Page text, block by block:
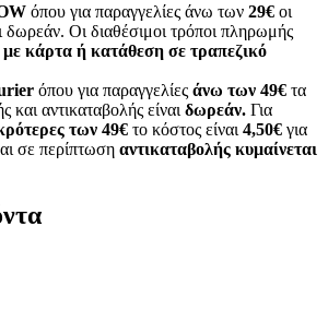
όπου για παραγγελίες άνω των 29€ οι
δωρεάν. Οι διαθέσιμοι τρόποι πληρωμής
κάρτα ή κατάθεση σε τραπεζικό
όπου για παραγγελίες άνω των 49€ τα
και αντικαταβολής είναι δωρεάν. Για
των 49€ το κόστος είναι 4,50€ για
σε περίπτωση αντικαταβολής κυμαίνεται